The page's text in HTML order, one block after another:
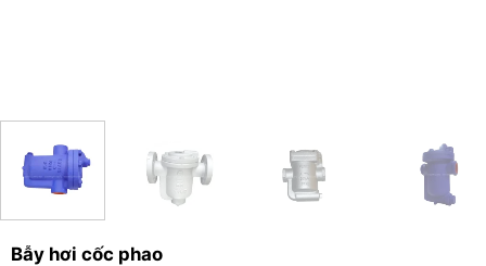
Bẫy hơi cốc phao